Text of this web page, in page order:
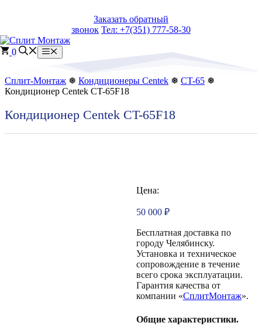
Заказать обратный
звонок Тел: +7(351) 777-58-30
0 Меню
Сплит-Монтаж ❅ Кондиционеры Centek ❅ CT-65 ❅
Кондиционер Centek CT-65F18
Кондиционер Centek CT-65F18
Цена:
50 000 ₽
Бесплатная доставка по
городу Челябинску.
Установка и техническое
сопровождение в течение
всего срока эксплуатации.
Гарантия качества от
компании «СплитМонтаж».
Общие характеристики.